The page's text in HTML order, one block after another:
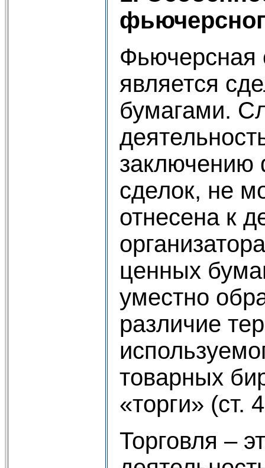
Фьючерсная
является
бумагами.
заключению
сделок, не
отнесена к
ценных
уместно
различие
товарных
«торги» (ст.
Торговля –